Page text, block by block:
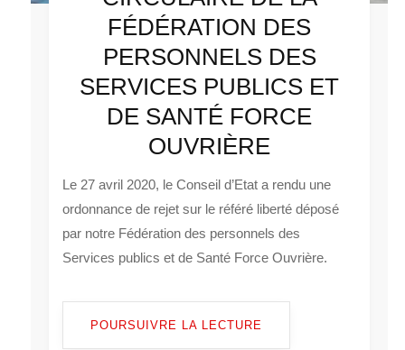
FÉDÉRATION DES
PERSONNELS DES
SERVICES PUBLICS ET
DE SANTÉ FORCE
OUVRIÈRE
Le 27 avril 2020, le Conseil d’Etat a rendu une
ordonnance de rejet sur le référé liberté déposé
par notre Fédération des personnels des
Services publics et de Santé Force Ouvrière.
POURSUIVRE LA LECTURE